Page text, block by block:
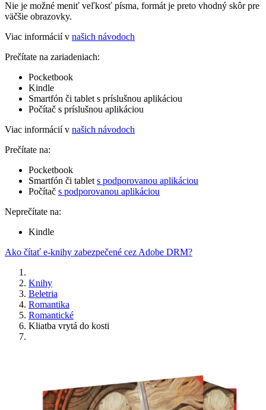
Nie je možné meniť veľkosť písma, formát je preto vhodný skôr pre
väčšie obrazovky.
Viac informácií v našich návodoch
Prečítate na zariadeniach:
Pocketbook
Kindle
Smartfón či tablet s príslušnou aplikáciou
Počítač s príslušnou aplikáciou
Viac informácií v našich návodoch
Prečítate na:
Pocketbook
Smartfón či tablet s podporovanou aplikáciou
Počítač s podporovanou aplikáciou
Neprečítate na:
Kindle
Ako čítať e-knihy zabezpečené cez Adobe DRM?
Knihy
Beletria
Romantika
Romantické
Kliatba vrytá do kosti